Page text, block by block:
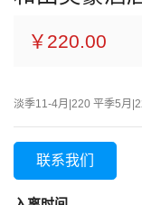
￥220.00
淡季11-4月|220 平季5月
联系我们